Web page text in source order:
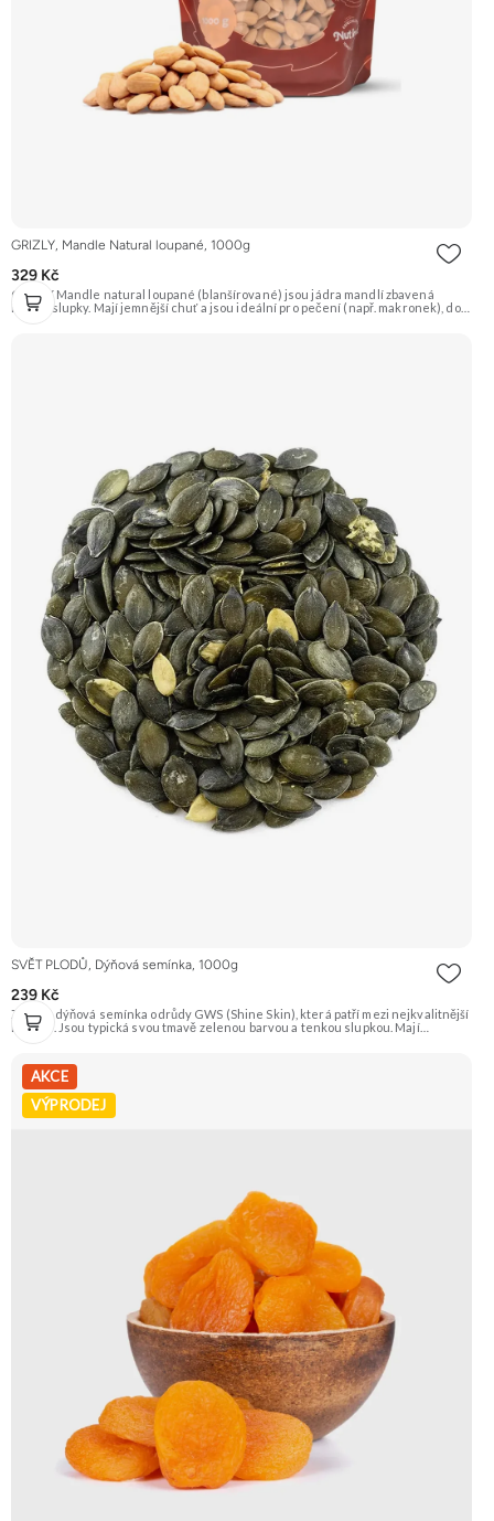
GRIZLY, Mandle Natural loupané, 1000g
329 Kč
GRIZLY Mandle natural loupané (blanšírované) jsou jádra mandlí zbavená
hnědé slupky. Mají jemnější chuť a jsou ideální pro pečení (např. makronek), do
SVĚT PLODŮ, Dýňová semínka, 1000g
239 Kč
Zelená dýňová semínka odrůdy GWS (Shine Skin), která patří mezi nejkvalitnější
na trhu. Jsou typická svou tmavě zelenou barvou a tenkou slupkou. Mají
cena Vyzkoušet
AKCE
VÝPRODEJ